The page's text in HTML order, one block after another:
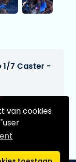
van cookies
1/7 Caster -